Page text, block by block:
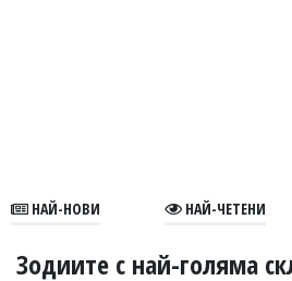
В
НАЙ-НОВИ НАЙ-ЧЕТЕНИ
Зодиите с най-голяма